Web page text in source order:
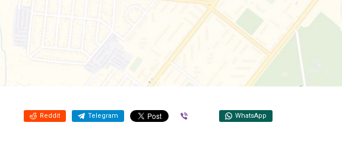
Reddit Telegram WhatsApp